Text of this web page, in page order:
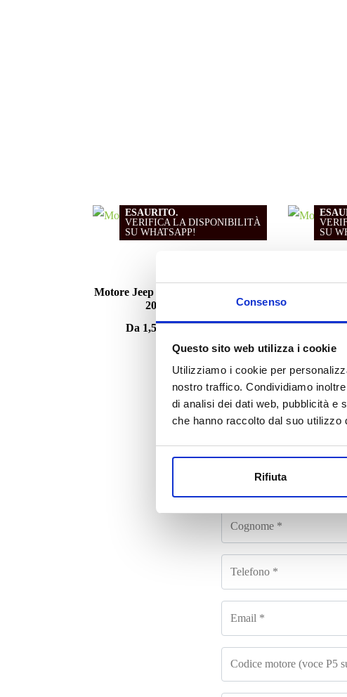
Consenso
Questo sito web utilizza i cookie
Utilizziamo i cookie per
nostro traffico. Condividiamo
di analisi dei dati web, pubblicità e
che hanno raccolto dal suo utilizzo
Rifiuta
ESAURITO.
VERIFICA LA DISPONIBILITÀ
SU WHATSAPP!
Motore Jeep Compass 55260384 dal
2017 1.6 diesel
Da 1,500.00€
SU
Da